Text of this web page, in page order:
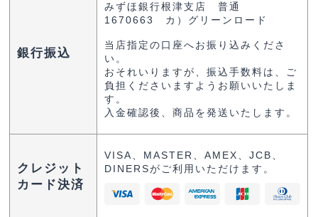
銀行振込
みずほ銀行根津支店 普通
1670663 カ）グリーンロード
当店指定の口座へお振り込みくださ
い。
おそれいりますが、振込手数料は、ご
負担くださいますようお願いいたしま
す。
入金確認後、商品を発送いたします。
クレジット
カード決済
VISA、MASTER、AMEX、JCB、
DINERSがご利用いただけます。